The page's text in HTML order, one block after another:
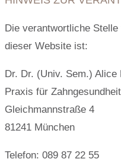
Die verantwortliche
dieser Website ist:
Dr. Dr. (Univ. Sem.) Alice
Praxis für
Gleichmannstraße 4
81241 München
Telefon: 089 87 22 55